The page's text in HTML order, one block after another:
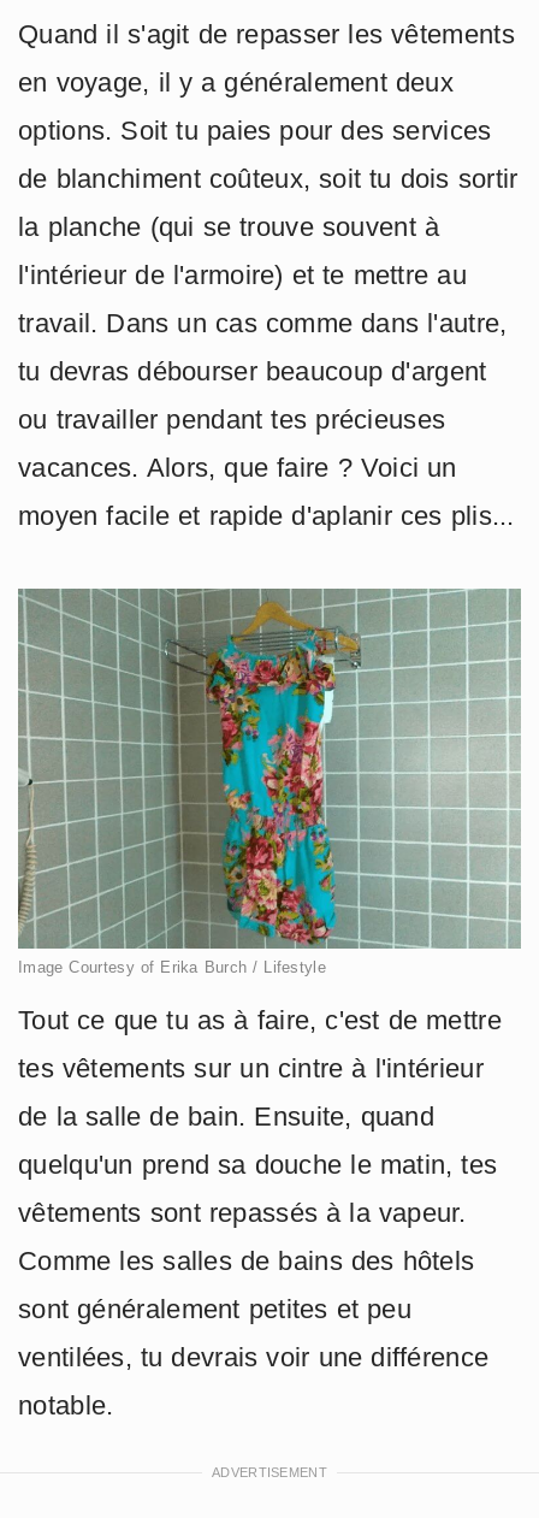
Quand il s'agit de repasser les vêtements
en voyage, il y a généralement deux
options. Soit tu paies pour des services
de blanchiment coûteux, soit tu dois sortir
la planche (qui se trouve souvent à
l'intérieur de l'armoire) et te mettre au
travail. Dans un cas comme dans l'autre,
tu devras débourser beaucoup d'argent
ou travailler pendant tes précieuses
vacances. Alors, que faire ? Voici un
moyen facile et rapide d'aplanir ces plis...
Image Courtesy of Erika Burch / Lifestyle
Tout ce que tu as à faire, c'est de mettre
tes vêtements sur un cintre à l'intérieur
de la salle de bain. Ensuite, quand
quelqu'un prend sa douche le matin, tes
vêtements sont repassés à la vapeur.
Comme les salles de bains des hôtels
sont généralement petites et peu
ventilées, tu devrais voir une différence
notable.